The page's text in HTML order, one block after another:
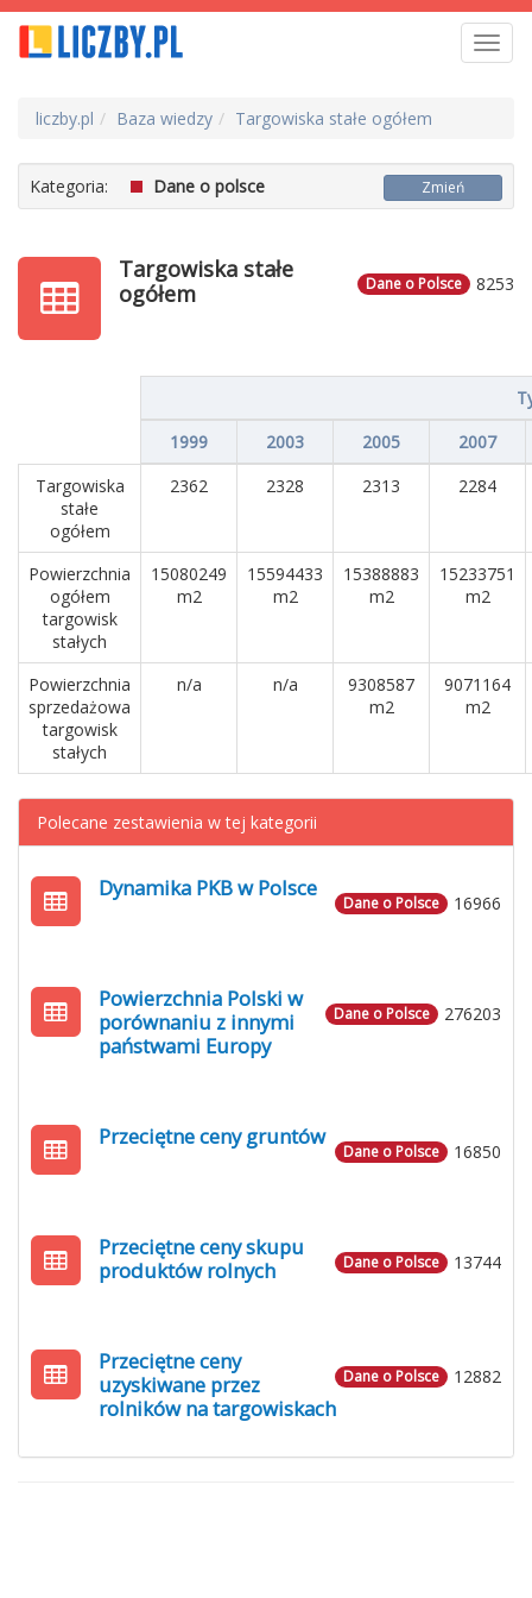
liczby.pl Baza wiedzy Targowiska stałe ogółem
Kategoria: Dane o polsce Zmień
8253
Dane o Polsce
Targowiska stałe
ogółem
1999
2003 2005
2007
Targowiska
stałe
ogółem
2362 2328 2313 2284
Powierzchnia
ogółem
targowisk
stałych
15080249
m2
15594433
m2
15388883
m2
15233751
m2
Powierzchnia
sprzedażowa
targowisk
stałych
n/a n/a
9308587
m2
9071164
m2
Polecane zestawienia w tej kategorii
16966
Dane o Polsce
Dynamika PKB w Polsce
276203
Dane o Polsce
Powierzchnia Polski w
porównaniu z innymi
państwami Europy
16850
Dane o Polsce
Przeciętne ceny gruntów
13744
Dane o Polsce
Przeciętne ceny skupu
produktów rolnych
12882
Dane o Polsce
Przeciętne ceny
uzyskiwane przez
rolników na targowiskach